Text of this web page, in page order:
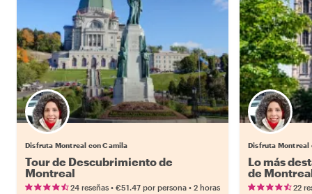
Disfruta Montreal con Camila
Tour de Descubrimiento de
Montreal
24 reseñas • €51.47 por persona • 2 horas
Disfruta Montreal
Lo más
de
22